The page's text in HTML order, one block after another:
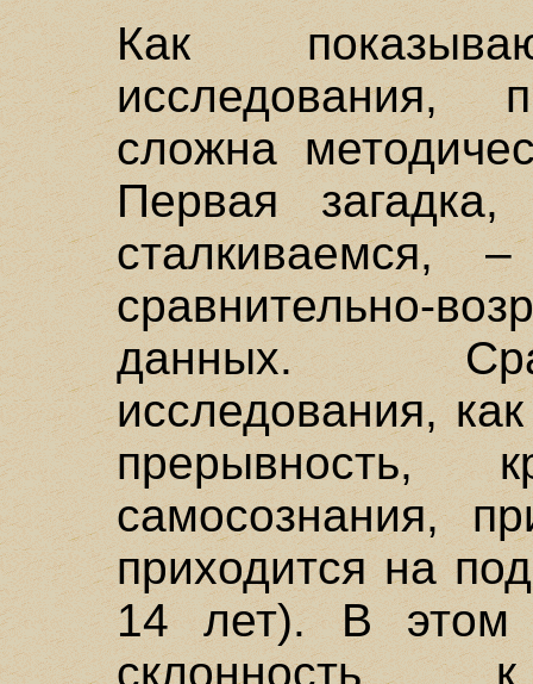
Как
исследования,
сложна
Первая
сталкиваемся,
сравнительно-
данных.
исследования,
прерывность,
самосознания,
приходится на
14 лет). В этом
склонность